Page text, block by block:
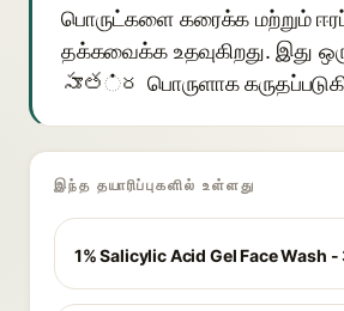
பொருட்களை கரைக்க மற்றும்
தக்கவைக்க உதவுகிறது. இது
సూత்ర பொருளாக
இந்த தயாரிப்புகளில் உள்ளது
1% Salicylic Acid Gel Face Wash